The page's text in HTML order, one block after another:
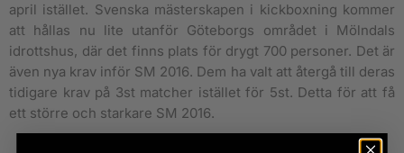
april istället. Svenska mästerskapen i kickboxning kommer
att hållas nu lite utanför Göteborgs området i Mölndals
idrottshus, där det finns plats för drygt 700 personer. Det är
även nya krav inför SM 2016. Dem ha valt att återgå till deras
tidigare krav på 3st matcher istället för 5st. Detta för att få
ett större och starkare SM 2016.